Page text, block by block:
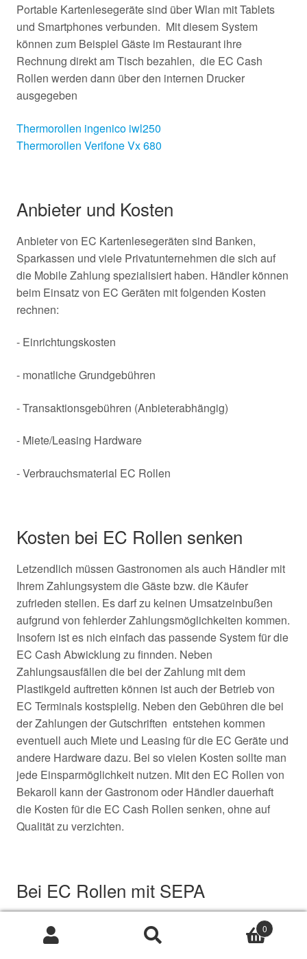
Portable Kartenlesegeräte sind über Wlan mit Tablets
und Smartphones verbunden. Mit diesem System
können zum Beispiel Gäste im Restaurant ihre
Rechnung direkt am Tisch bezahlen, die EC Cash
Rollen werden dann über den internen Drucker
ausgegeben
Thermorollen ingenico iwl250
Thermorollen Verifone Vx 680
Anbieter und Kosten
Anbieter von EC Kartenlesegeräten sind Banken,
Sparkassen und viele Privatunternehmen die sich auf
die Mobile Zahlung spezialisiert haben. Händler können
beim Einsatz von EC Geräten mit folgenden Kosten
rechnen:
- Einrichtungskosten
- monatliche Grundgebühren
- Transaktionsgebühren (Anbieterabhängig)
- Miete/Leasing Hardware
- Verbrauchsmaterial EC Rollen
Kosten bei EC Rollen senken
Letzendlich müssen Gastronomen als auch Händler mit
Ihrem Zahlungsystem die Gäste bzw. die Käufer
zufrieden stellen. Es darf zu keinen Umsatzeinbußen
aufgrund von fehlerder Zahlungsmöglichkeiten kommen.
Insofern ist es nich einfach das passende System für die
EC Cash Abwicklung zu finnden. Neben
Zahlungsausfällen die bei der Zahlung mit dem
Plastikgeld auftretten können ist auch der Betrieb von
EC Terminals kostspielig. Neben den Gebühren die bei
der Zahlungen der Gutschriften entstehen kommen
eventuell auch Miete und Leasing für die EC Geräte und
andere Hardware dazu. Bei so vielen Kosten sollte man
jede Einsparmöglichkeit nutzen. Mit den EC Rollen von
Bekaroll kann der Gastronom oder Händler dauerhaft
die Kosten für die EC Cash Rollen senken, ohne auf
Qualität zu verzichten.
Bei EC Rollen mit SEPA
Lastschriftext ist der folgender Text
auf der Rückseite aufgedruckt
0